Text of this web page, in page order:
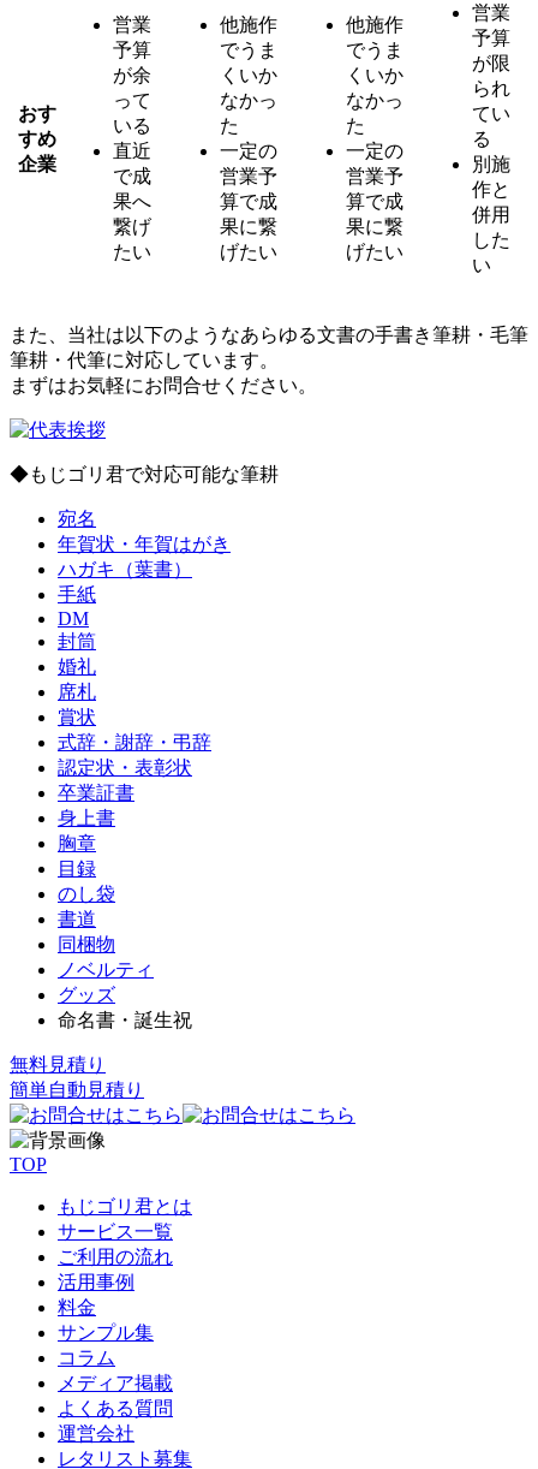
おす
すめ
企業
営業
予算
が余
って
いる
直近
で成
果へ
繋げ
たい
他施作
でうま
くいか
なかっ
た
一定の
営業予
算で成
果に繋
げたい
他施作
でうま
くいか
なかっ
た
一定の
営業予
算で成
果に繋
げたい
営業
予算
が限
られ
てい
る
別施
作と
併用
した
い
また、当社は以下のようなあらゆる文書の手書き筆耕・毛筆
筆耕・代筆に対応しています。
まずはお気軽にお問合せください。
◆もじゴリ君で対応可能な筆耕
宛名
年賀状・年賀はがき
ハガキ（葉書）
手紙
DM
封筒
婚礼
席札
賞状
式辞・謝辞・弔辞
認定状・表彰状
卒業証書
身上書
胸章
目録
のし袋
書道
同梱物
ノベルティ
グッズ
命名書・誕生祝
無料見積り
簡単自動見積り
TOP
もじゴリ君とは
サービス一覧
ご利用の流れ
活用事例
料金
サンプル集
コラム
メディア掲載
よくある質問
運営会社
レタリスト募集